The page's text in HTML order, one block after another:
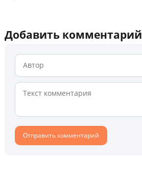
Добавить комментарий